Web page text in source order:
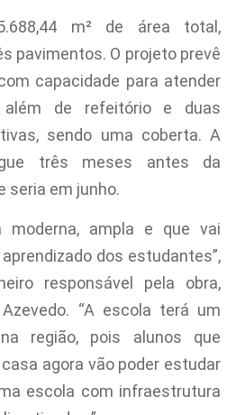
m² de área total,
pavimentos. O projeto prevê
capacidade para atender
de refeitório e duas
sendo uma coberta. A
três meses antes da
seria em junho.
moderna, ampla e que vai
dos estudantes”,
responsável pela obra,
“A escola terá um
região, pois alunos que
agora vão poder estudar
escola com infraestrutura